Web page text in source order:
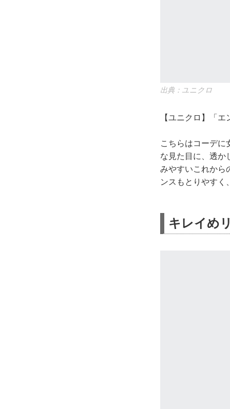
出典：ユニクロ
【ユニクロ】「
こちらはコーデに
な見た目に、透か
みやすいこれから
ンスもとりやすく
キレイめ